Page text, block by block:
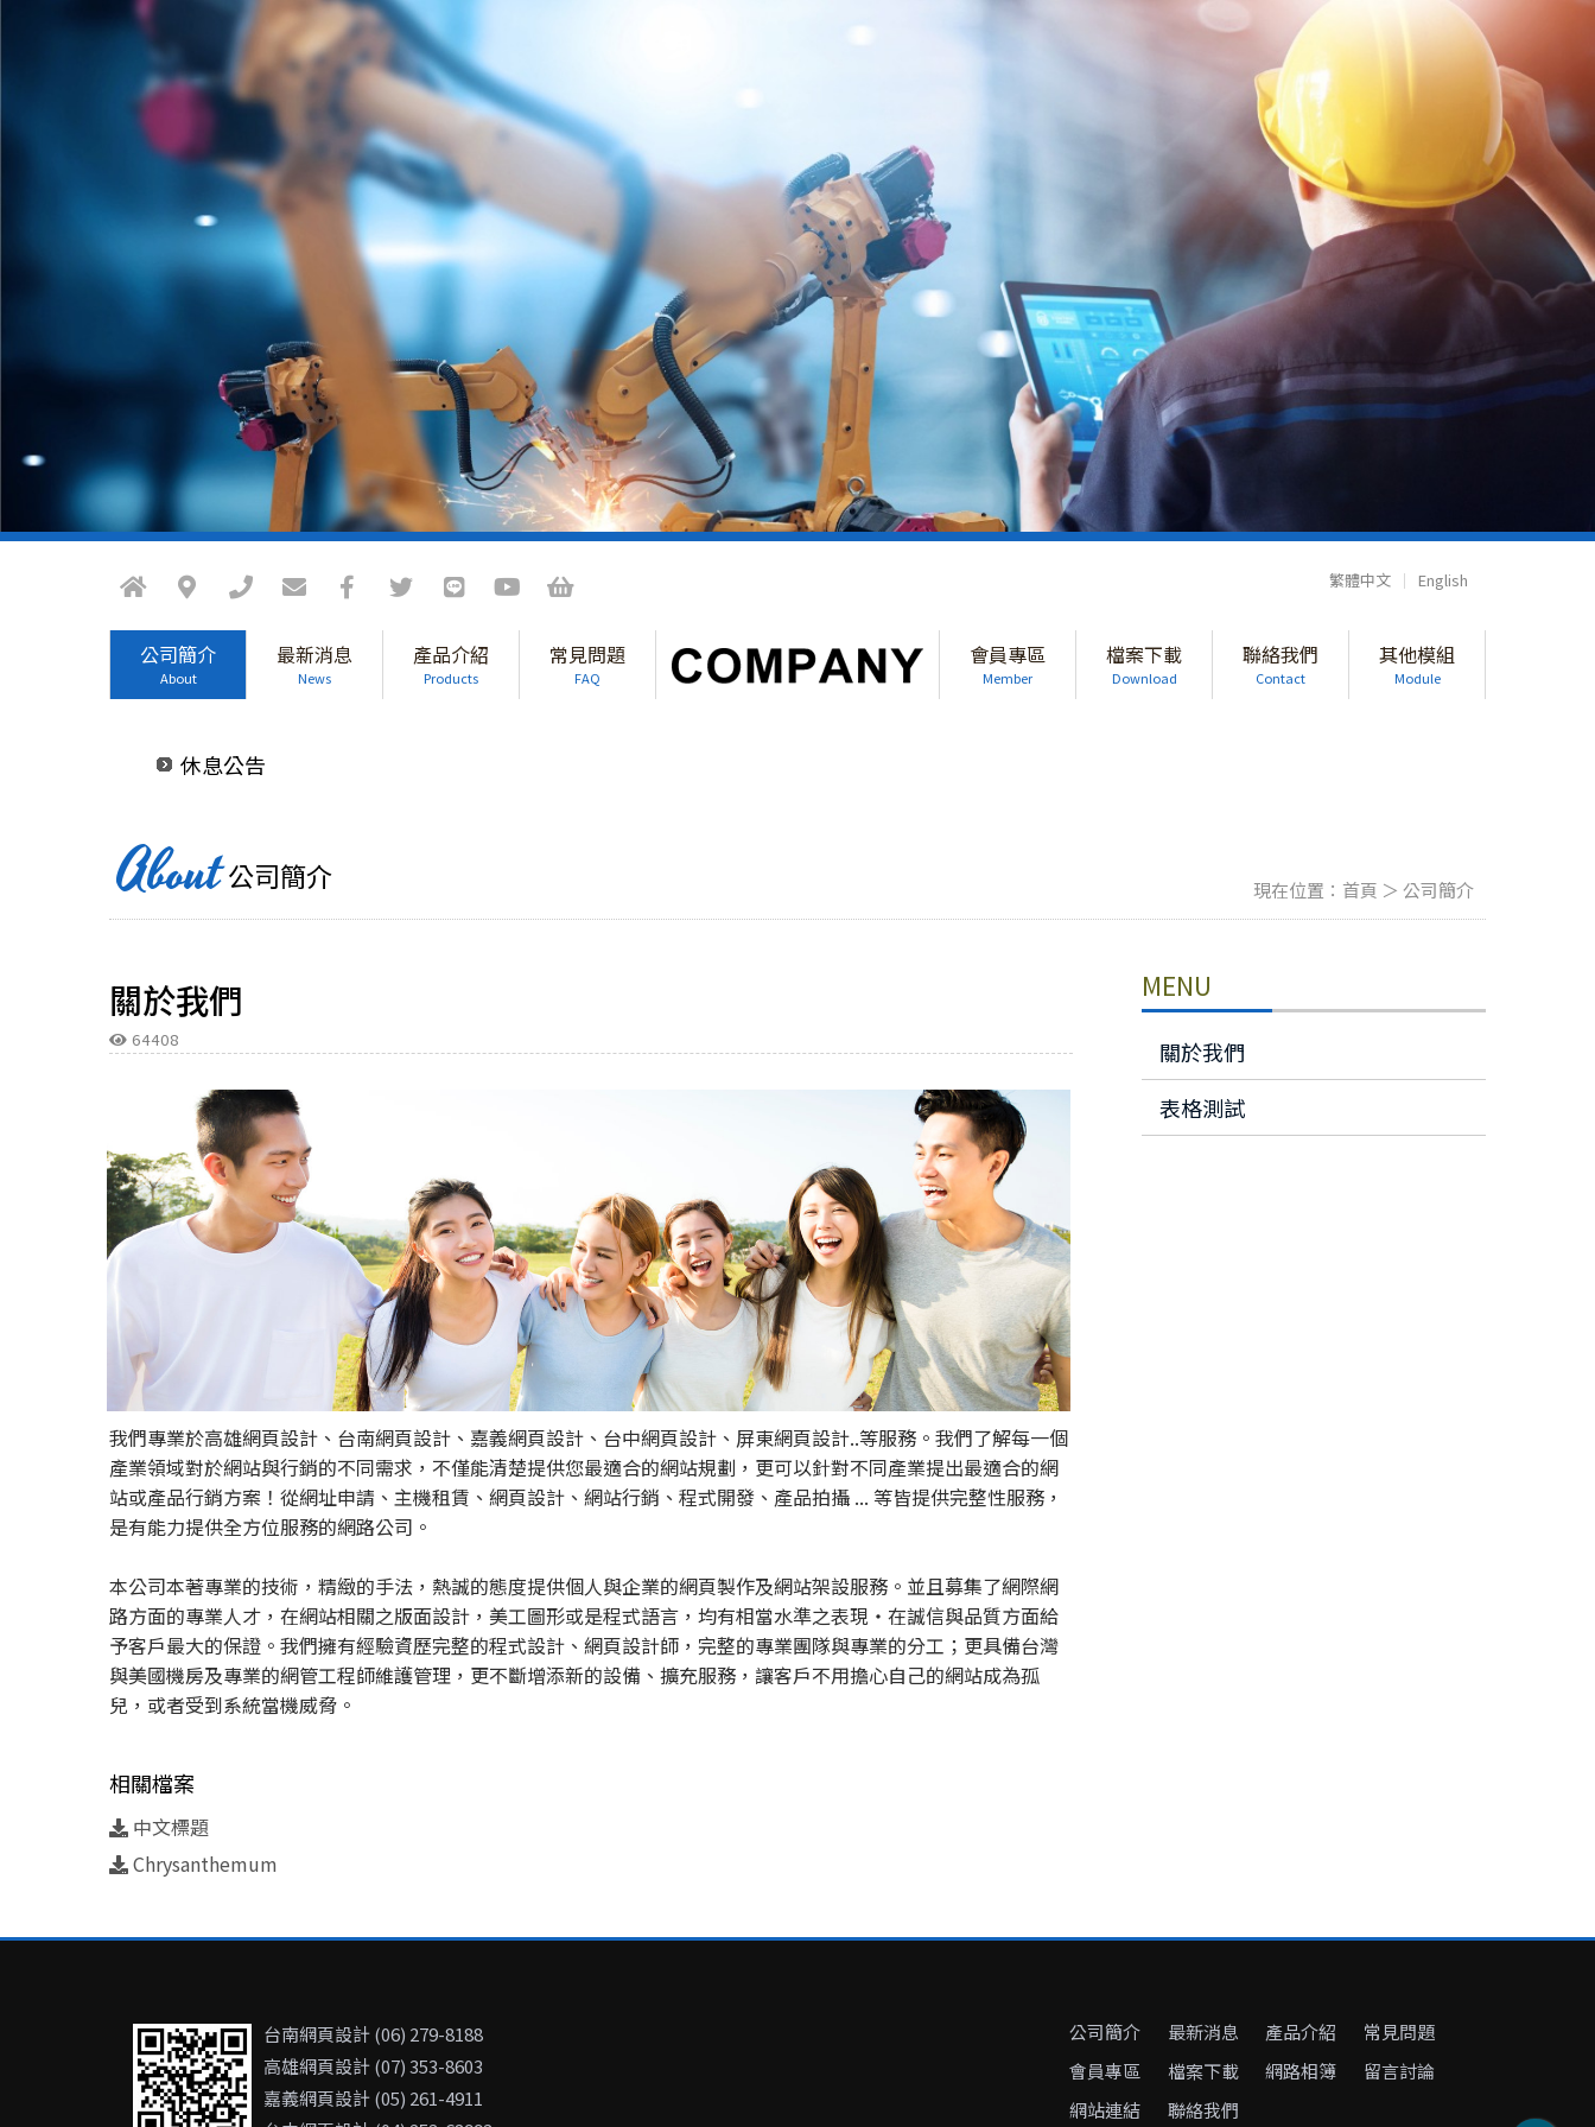
繁體中文 ｜ English
公司簡介
About
最新消息
News
產品介紹
Products
常見問題
FAQ
會員專區
Member
檔案下載
Download
聯絡我們
Contact
其他模組
Module
防疫政策
防疫政策
About公司簡介 現在位置： 首頁 ＞ 公司簡介
MENU
關於我們
表格測試
關於我們
64408
我們專業於高雄網頁設計、台南網頁設計、嘉義網頁設計、台中網頁設計、屏東網頁設計..等服務。我們了解每一個
產業領域對於網站與行銷的不同需求，不僅能清楚提供您最適合的網站規劃，更可以針對不同產業提出最適合的網
站或產品行銷方案！從網址申請、主機租賃、網頁設計、網站行銷、程式開發、產品拍攝 ... 等皆提供完整性服務，
是有能力提供全方位服務的網路公司。
本公司本著專業的技術，精緻的手法，熱誠的態度提供個人與企業的網頁製作及網站架設服務。並且募集了網際網
路方面的專業人才，在網站相關之版面設計，美工圖形或是程式語言，均有相當水準之表現‧在誠信與品質方面給
予客戶最大的保證。我們擁有經驗資歷完整的程式設計、網頁設計師，完整的專業團隊與專業的分工；更具備台灣
與美國機房及專業的網管工程師維護管理，更不斷增添新的設備、擴充服務，讓客戶不用擔心自己的網站成為孤
兒，或者受到系統當機威脅。
相關檔案
中文標題
Chrysanthemum
台南網頁設計 (06) 279-8188
高雄網頁設計 (07) 353-8603
嘉義網頁設計 (05) 261-4911
公司簡介 最新消息 產品介紹
常見問題
會員專區
檔案下載 網路相簿
留言討論
網站連結
聯絡我們